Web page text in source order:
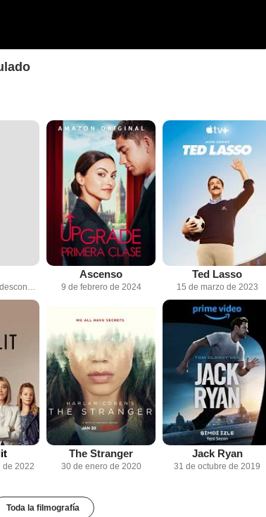
Fecha de estreno desconocida
Ascenso
9 de febrero de 2024
Ted Lasso
15 de marzo de 2023
de 2022
The Stranger
30 de enero de 2020
Jack Ryan
31 de octubre de 2019
Toda la filmografía